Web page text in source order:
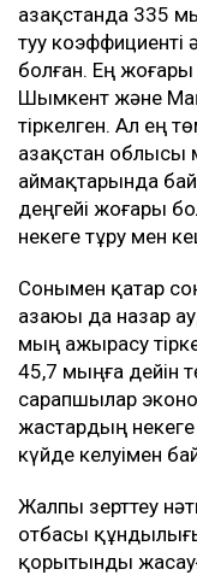
Қазақстанда 335
туу
болған. Ең жоғары
Шымкент және
тіркелген. Ал ең
Қазақстан облысы
аймақтарында
деңгейі жоғары
некеге тұру мен
Сонымен қатар
азаюы да назар
мың ажырасу
45,7 мыңға дейін
сарапшылар
жастардың
күйде келуімен
Жалпы зерттеу
отбасы
қорытынды